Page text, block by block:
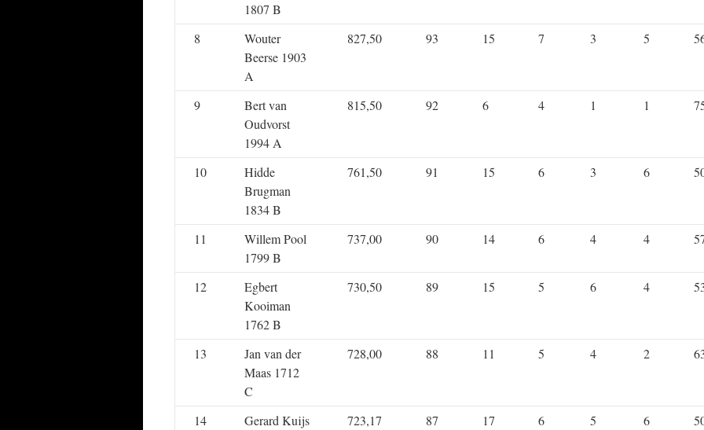
1807 B
8
Wouter
Beerse 1903
A
827,50 93 15 7 3 5
9
Bert van
Oudvorst
1994 A
815,50 92 6 4 1 1
10
Hidde
Brugman
1834 B
761,50 91 15 6 3 6
11
Willem Pool
1799 B
737,00 90 14 6 4 4
12
Egbert
Kooiman
1762 B
730,50 89 15 5 6 4
13
Jan van der
Maas 1712
C
728,00 88 11 5 4 2
14
Gerard Kuijs
723,17 87 17 6 5 6